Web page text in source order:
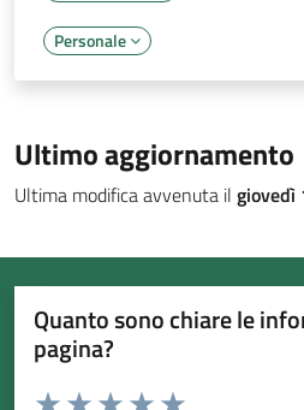
Personale
Ultimo aggiornamento
Ultima modifica avvenuta il giovedì
Quanto sono chiare le
pagina?
Valuta da 1 a 5 stelle la pagina